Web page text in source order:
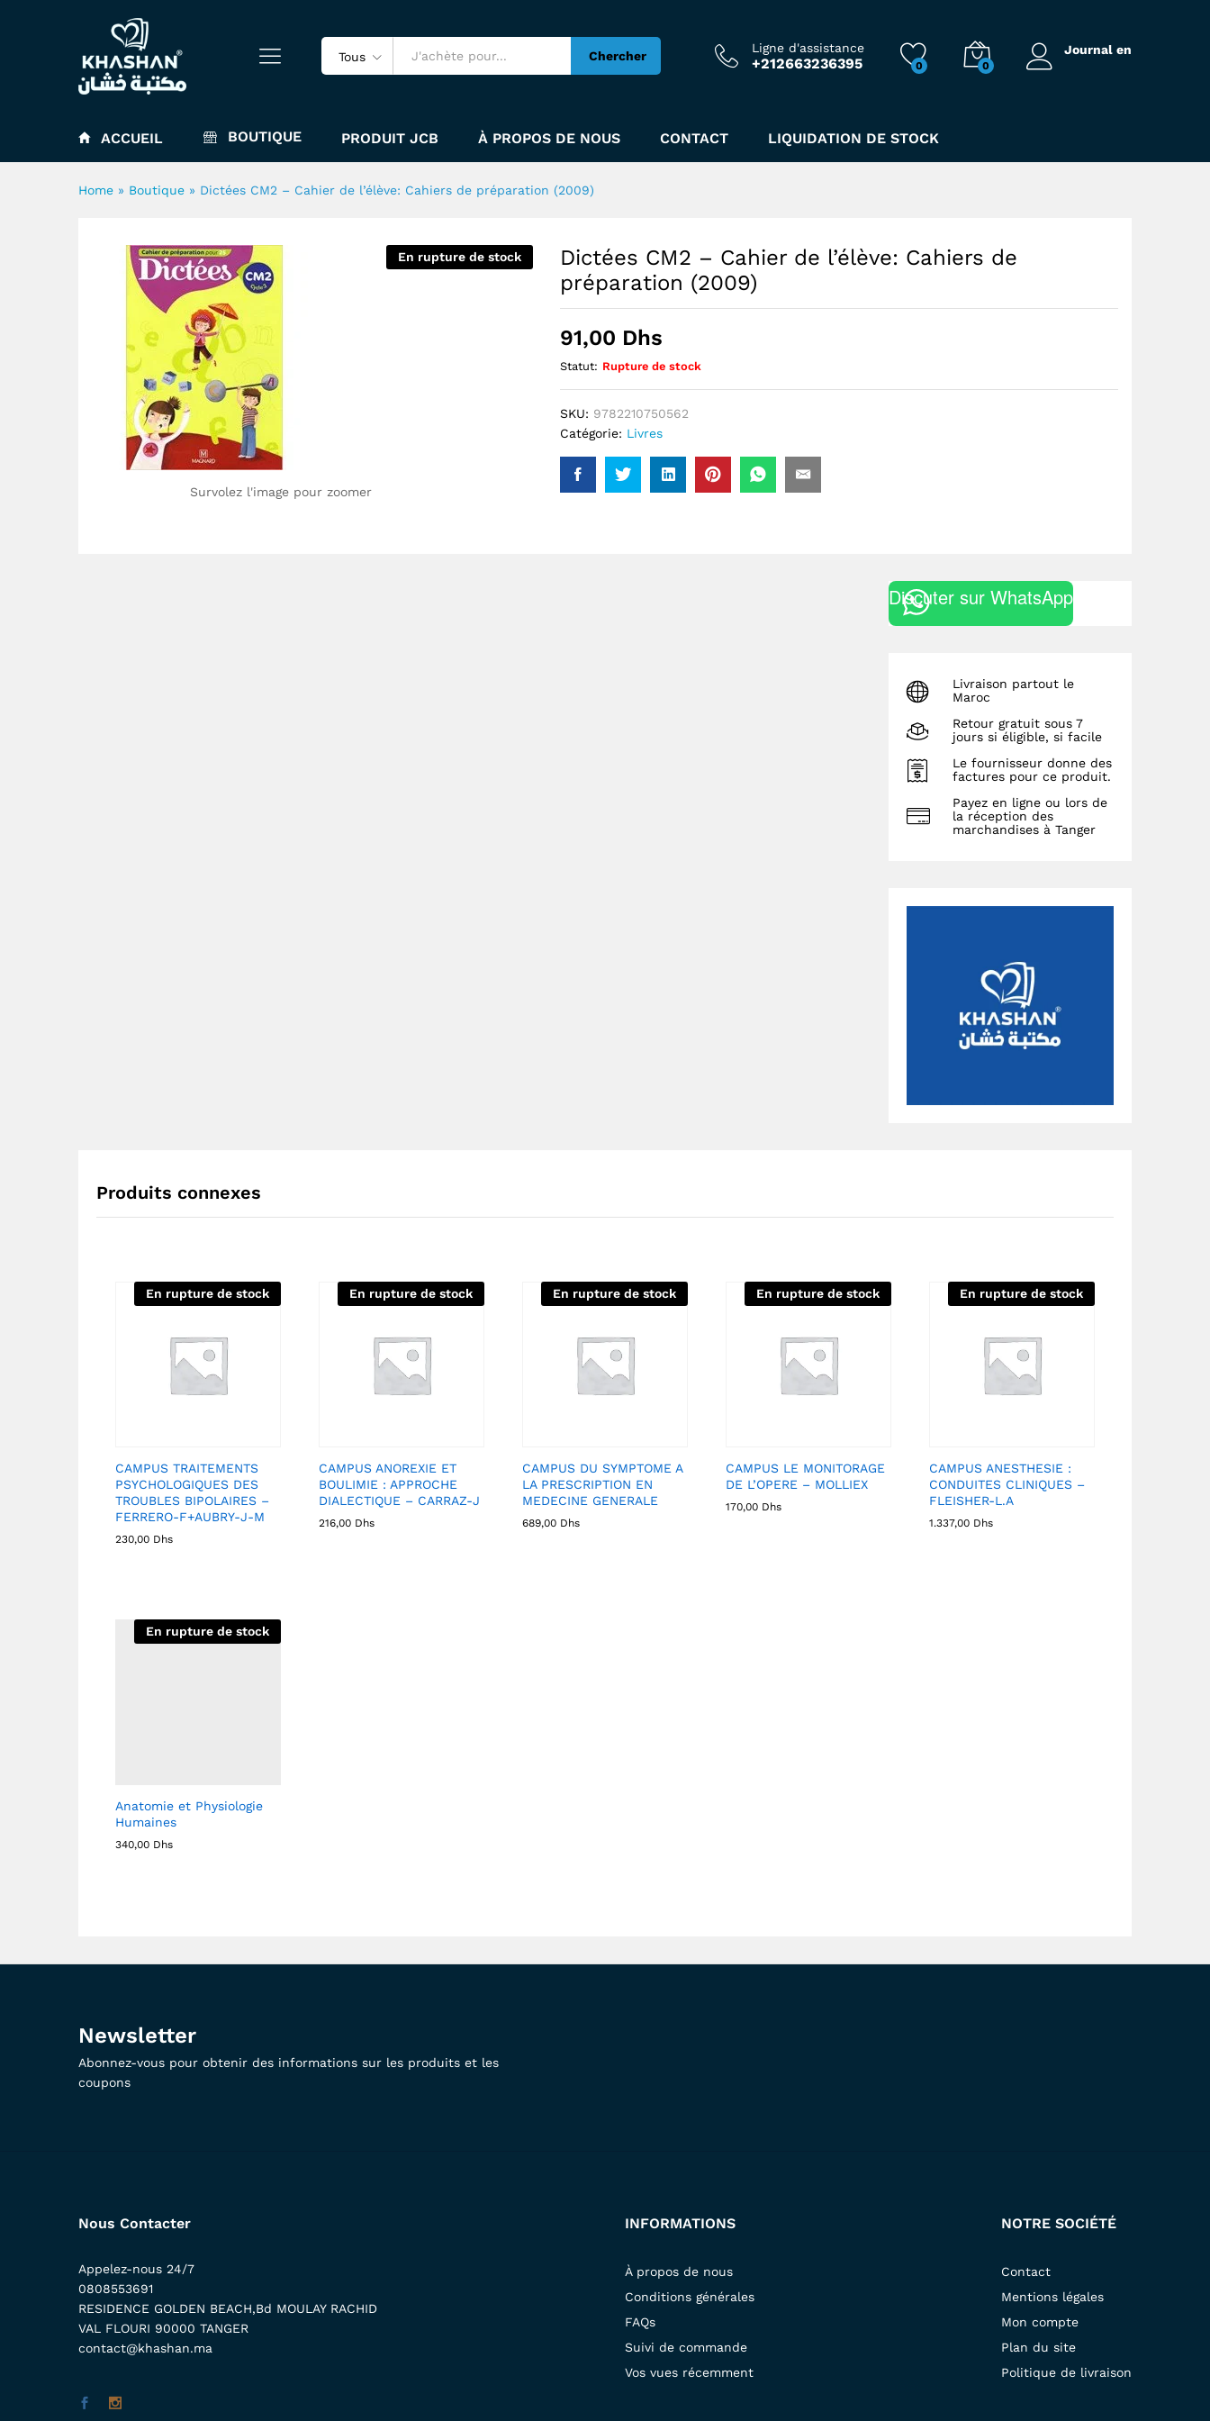
Tous Chercher
Ligne d'assistance
+212663236395 0 0
Journal en
ACCUEIL BOUTIQUE PRODUIT JCB À PROPOS DE NOUS CONTACT LIQUIDATION DE STOCK
Home » Boutique » Dictées CM2 – Cahier de l’élève: Cahiers de préparation (2009)
En rupture de stock
Survolez l'image pour zoomer
Dictées CM2 – Cahier de l’élève: Cahiers de
préparation (2009)
91,00 Dhs
Statut: Rupture de stock
SKU: 9782210750562
Catégorie: Livres
Discuter sur WhatsApp
Livraison partout le
Maroc
Retour gratuit sous 7
jours si éligible, si facile
Le fournisseur donne des
factures pour ce produit.
Payez en ligne ou lors de
la réception des
marchandises à Tanger
Produits connexes
En rupture de stock
CAMPUS TRAITEMENTS
PSYCHOLOGIQUES DES
TROUBLES BIPOLAIRES –
FERRERO-F+AUBRY-J-M
230,00 Dhs
En rupture de stock
CAMPUS ANOREXIE ET
BOULIMIE : APPROCHE
DIALECTIQUE – CARRAZ-J
216,00 Dhs
En rupture de stock
CAMPUS DU SYMPTOME A
LA PRESCRIPTION EN
MEDECINE GENERALE
689,00 Dhs
En rupture de stock
CAMPUS LE MONITORAGE
DE L’OPERE – MOLLIEX
170,00 Dhs
En rupture de stock
CAMPUS ANESTHESIE :
CONDUITES CLINIQUES –
FLEISHER-L.A
1.337,00 Dhs
En rupture de stock
Anatomie et Physiologie
Humaines
340,00 Dhs
Newsletter
Abonnez-vous pour obtenir des informations sur les produits et les
coupons
Nous Contacter
Appelez-nous 24/7
0808553691
RESIDENCE GOLDEN BEACH,Bd MOULAY RACHID
VAL FLOURI 90000 TANGER
contact@khashan.ma
INFORMATIONS
À propos de nous
Conditions générales
FAQs
Suivi de commande
Vos vues récemment
NOTRE SOCIÉTÉ
Contact
Mentions légales
Mon compte
Plan du site
Politique de livraison